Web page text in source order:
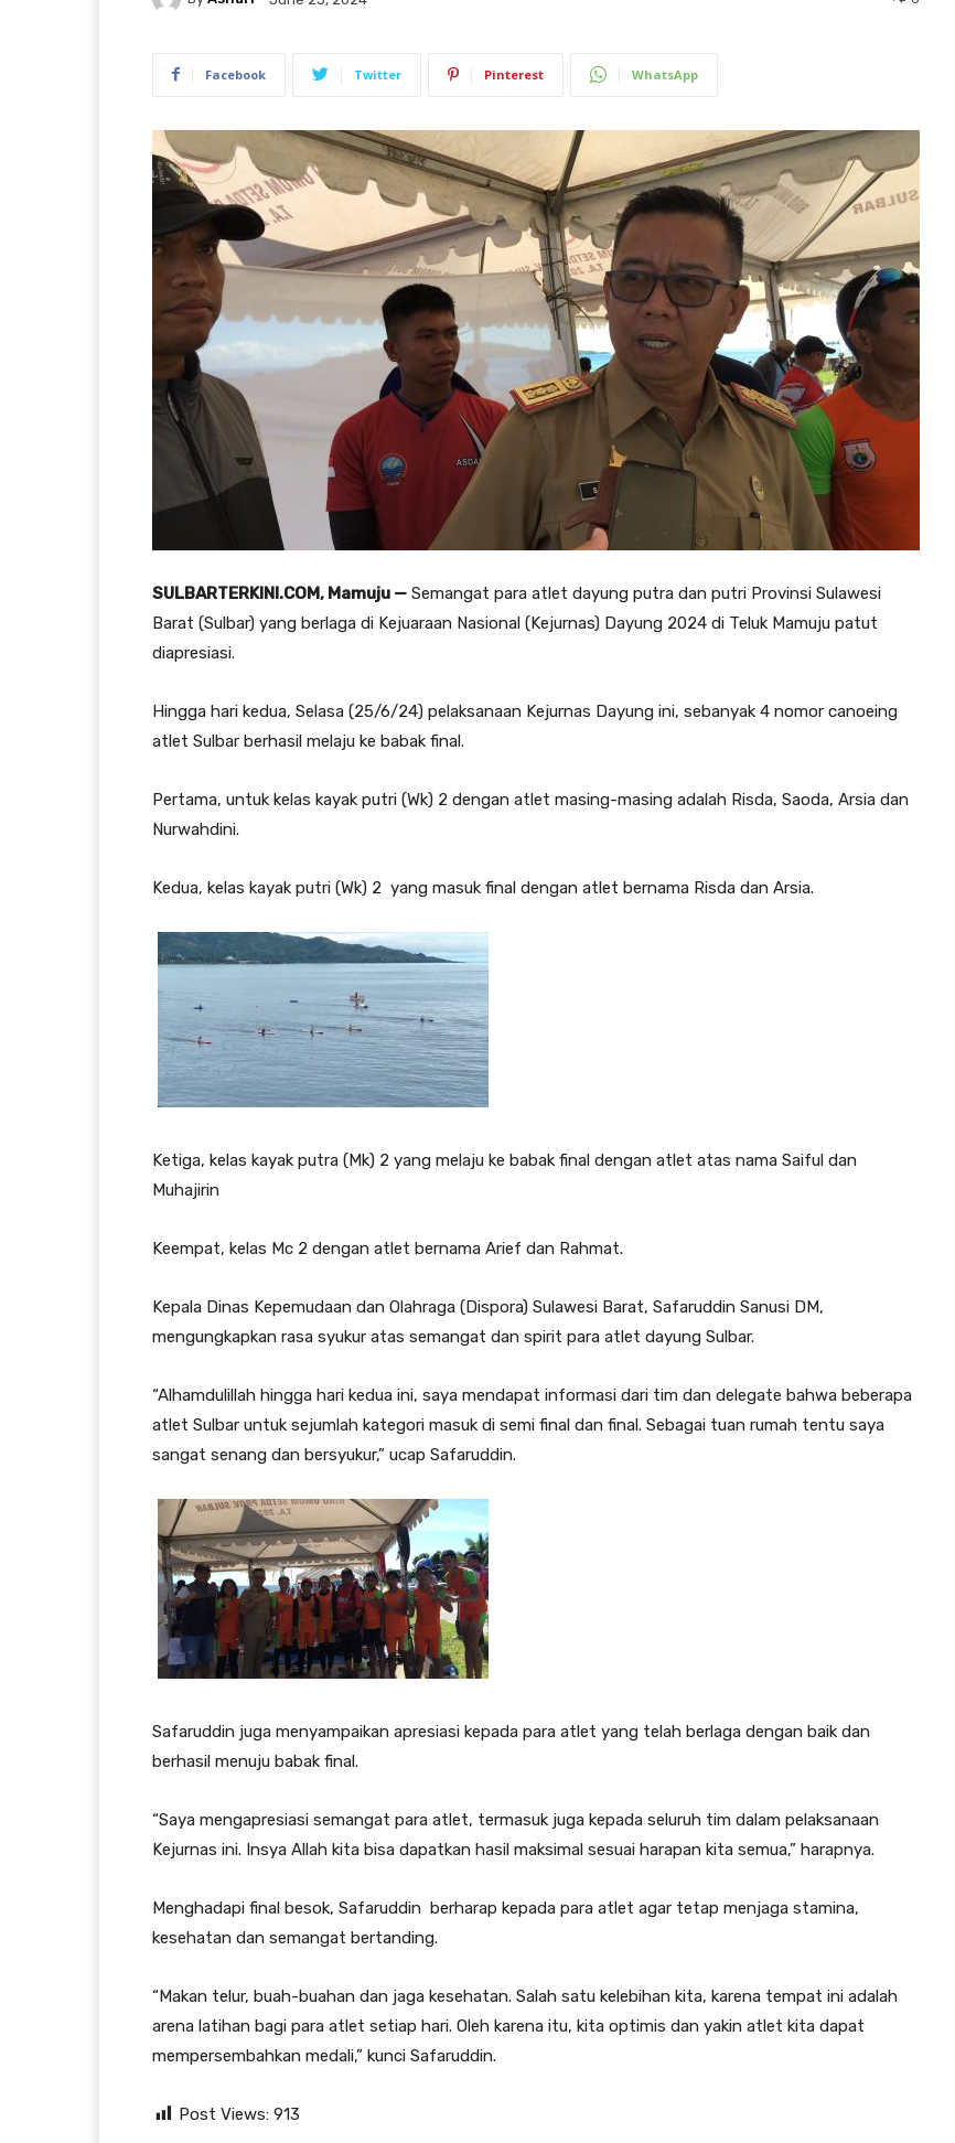
Facebook Twitter Pinterest WhatsApp
SULBARTERKINI.COM, Mamuju — Semangat para atlet dayung putra dan putri Provinsi Sulawesi
Barat (Sulbar) yang berlaga di Kejuaraan Nasional (Kejurnas) Dayung 2024 di Teluk Mamuju patut
diapresiasi.
Hingga hari kedua, Selasa (25/6/24) pelaksanaan Kejurnas Dayung ini, sebanyak 4 nomor canoeing
atlet Sulbar berhasil melaju ke babak final.
Pertama, untuk kelas kayak putri (Wk) 2 dengan atlet masing-masing adalah Risda, Saoda, Arsia dan
Nurwahdini.
Kedua, kelas kayak putri (Wk) 2 yang masuk final dengan atlet bernama Risda dan Arsia.
Ketiga, kelas kayak putra (Mk) 2 yang melaju ke babak final dengan atlet atas nama Saiful dan
Muhajirin
Keempat, kelas Mc 2 dengan atlet bernama Arief dan Rahmat.
Kepala Dinas Kepemudaan dan Olahraga (Dispora) Sulawesi Barat, Safaruddin Sanusi DM,
mengungkapkan rasa syukur atas semangat dan spirit para atlet dayung Sulbar.
“Alhamdulillah hingga hari kedua ini, saya mendapat informasi dari tim dan delegate bahwa beberapa
atlet Sulbar untuk sejumlah kategori masuk di semi final dan final. Sebagai tuan rumah tentu saya
sangat senang dan bersyukur,” ucap Safaruddin.
Safaruddin juga menyampaikan apresiasi kepada para atlet yang telah berlaga dengan baik dan
berhasil menuju babak final.
“Saya mengapresiasi semangat para atlet, termasuk juga kepada seluruh tim dalam pelaksanaan
Kejurnas ini. Insya Allah kita bisa dapatkan hasil maksimal sesuai harapan kita semua,” harapnya.
Menghadapi final besok, Safaruddin berharap kepada para atlet agar tetap menjaga stamina,
kesehatan dan semangat bertanding.
“Makan telur, buah-buahan dan jaga kesehatan. Salah satu kelebihan kita, karena tempat ini adalah
arena latihan bagi para atlet setiap hari. Oleh karena itu, kita optimis dan yakin atlet kita dapat
mempersembahkan medali,” kunci Safaruddin.
Post Views: 913